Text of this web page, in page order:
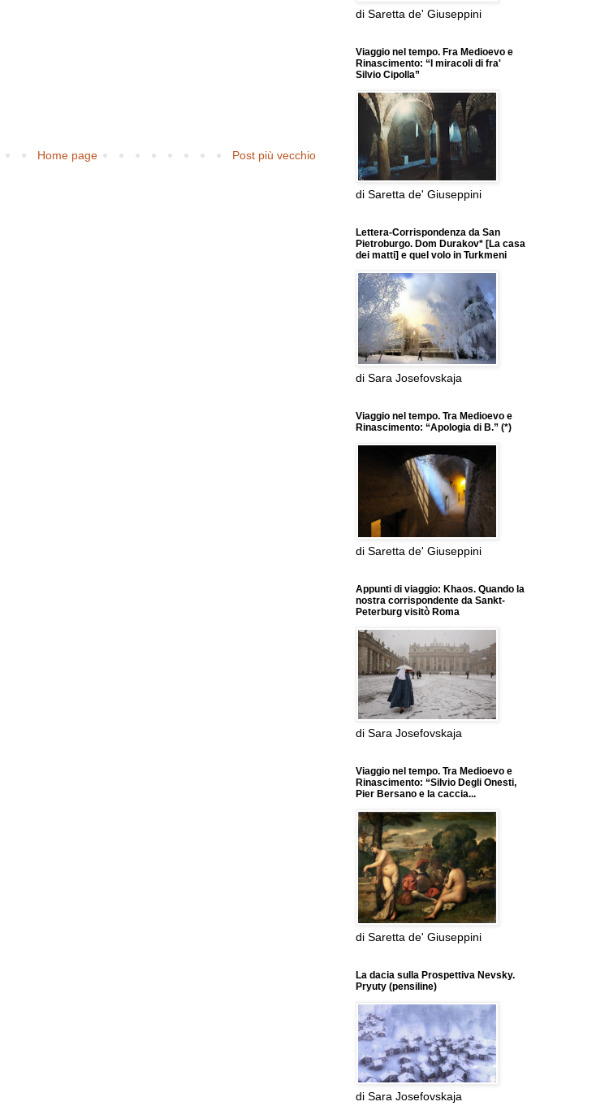
Post più vecchio
Home page
di Saretta de' Giuseppini
Viaggio nel tempo. Fra Medioevo e
Rinascimento: “I miracoli di fra'
Silvio Cipolla”
di Saretta de' Giuseppini
Lettera-Corrispondenza da San
Pietroburgo. Dom Durakov* [La casa
dei matti] e quel volo in Turkmeni
di Sara Josefovskaja
Viaggio nel tempo. Tra Medioevo e
Rinascimento: “Apologia di B.” (*)
di Saretta de' Giuseppini
Appunti di viaggio: Khaos. Quando la
nostra corrispondente da Sankt-
Peterburg visitò Roma
di Sara Josefovskaja
Viaggio nel tempo. Tra Medioevo e
Rinascimento: “Silvio Degli Onesti,
Pier Bersano e la caccia...
di Saretta de' Giuseppini
La dacia sulla Prospettiva Nevsky.
Pryuty (pensiline)
di Sara Josefovskaja